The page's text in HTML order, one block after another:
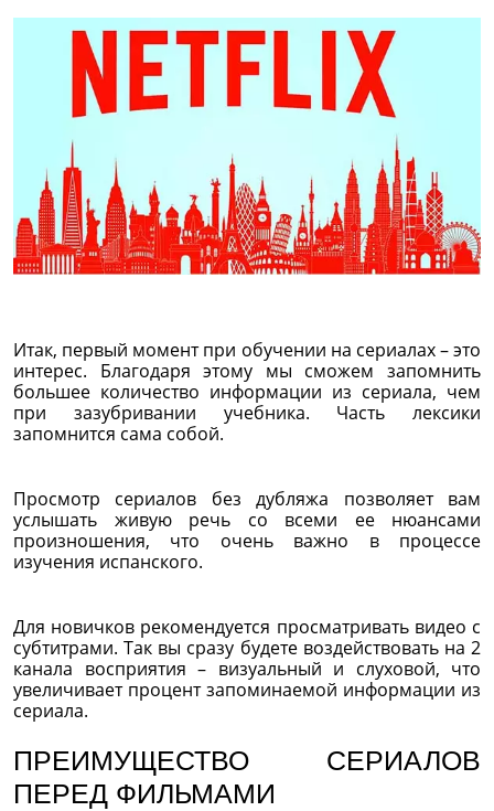
Итак, первый момент при обучении на сериалах – это
интерес. Благодаря этому мы сможем запомнить
большее количество информации из сериала, чем
при зазубривании учебника. Часть лексики
запомнится сама собой.
Просмотр сериалов без дубляжа позволяет вам
услышать живую речь со всеми ее нюансами
произношения, что очень важно в процессе
изучения испанского.
Для новичков рекомендуется просматривать видео с
субтитрами. Так вы сразу будете воздействовать на 2
канала восприятия – визуальный и слуховой, что
увеличивает процент запоминаемой информации из
сериала.
ПРЕИМУЩЕСТВО СЕРИАЛОВ
ПЕРЕД ФИЛЬМАМИ